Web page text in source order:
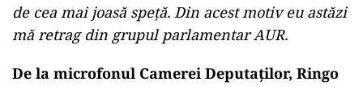
de cea mai joasă speță. Din acest motiv eu astăzi
mă retrag din grupul parlamentar AUR.
De la microfonul Camerei Deputaților, Ringo